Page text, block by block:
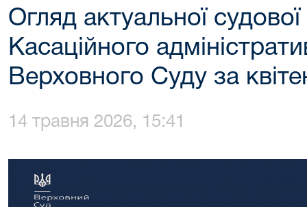
Огляд актуальної
Касаційного
Верховного Суду за
14 травня 2026, 15:41